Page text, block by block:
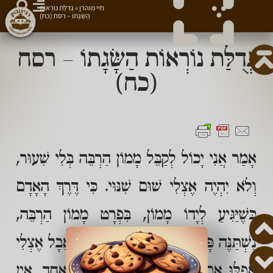
גְּדֻלַּת נוֹרְאוֹת הַשָּׂגָתוֹ – רסח
(כח)
אָמַר אֲנִי יָכוֹל לְקַבֵּל מָמוֹן הַרְבֵּה בְּלִי שִׁעוּר,
וְלֹא יִהְיֶה אֶצְלִי שׁוּם שִׁנּוּי. כִּי דֶּרֶךְ הָאָדָם
כְּשֶׁיַּגִּיעַ לְיָדוֹ מָמוֹן, בִּפְרָט מָמוֹן הַרְבֵּה,
נִשְׁתַּנֶּה פָּנָיו וְנַעֲשִׂין אֶצְלוֹ שִׁנּוּיִים. אֲבָל אֶצְלִי
חיי מוהרן»גְּדֻלַּת נוֹרְאוֹת
הַשָּׂגָתוֹ – רסח (כח)